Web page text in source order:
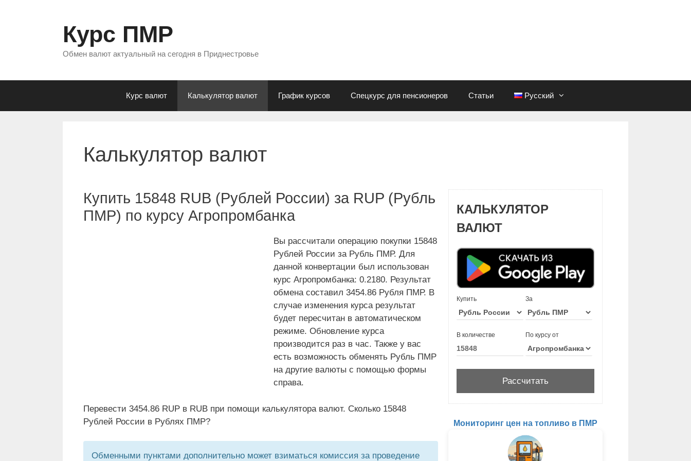
Курс ПМР
Обмен валют актуальный на сегодня в Приднестровье
Курс валют Калькулятор валют График курсов Спецкурс для пенсионеров Статьи Русский
Калькулятор валют
Купить 15848 RUB (Рублей России) за RUP (Рубль
ПМР) по курсу Агропромбанка
Вы рассчитали операцию покупки 15848
Рублей России за Рубль ПМР. Для
данной конвертации был использован
курс Агропромбанка: 0.2180. Результат
обмена составил 3454.86 Рубля ПМР. В
случае изменения курса результат
будет пересчитан в автоматическом
режиме. Обновление курса
производится раз в час. Также у вас
есть возможность обменять Рубль ПМР
на другие валюты с помощью формы
справа.
Перевести 3454.86 RUP в RUB при помощи калькулятора валют. Сколько 15848
Рублей России в Рублях ПМР?
Обменными пунктами дополнительно может взиматься комиссия за проведение
КАЛЬКУЛЯТОР
ВАЛЮТ
Купить За
В количестве По курсу от
Мониторинг цен на топливо в ПМР